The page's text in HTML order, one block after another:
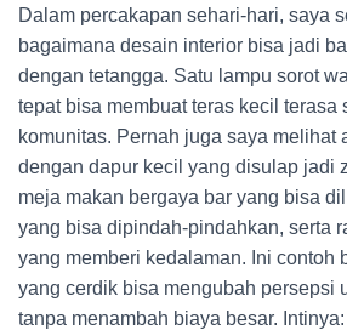
Dalam percakapan sehari-hari, saya
bagaimana desain interior bisa jadi
dengan tetangga. Satu lampu sorot
tepat bisa membuat teras kecil terasa
komunitas. Pernah juga saya melihat
dengan dapur kecil yang disulap jadi
meja makan bergaya bar yang bisa
yang bisa dipindah-pindahkan, serta
yang memberi kedalaman. Ini contoh
yang cerdik bisa mengubah persepsi
tanpa menambah biaya besar.